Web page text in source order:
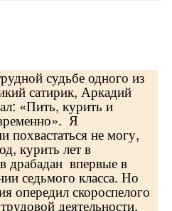
судьбе одного из
сатирик, Аркадий
«Пить, курить и
Я
похвастаться не могу,
курить лет в
драбадан впервые в
седьмого класса. Но
опередил скороспелого
деятельности.